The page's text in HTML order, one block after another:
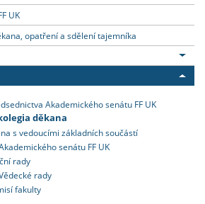
UK
opatření a sdělení tajemníka
Akademického senátu FF UK
děkana
s vedoucími základních součástí
senátu FF UK
rady
rady
fakulty